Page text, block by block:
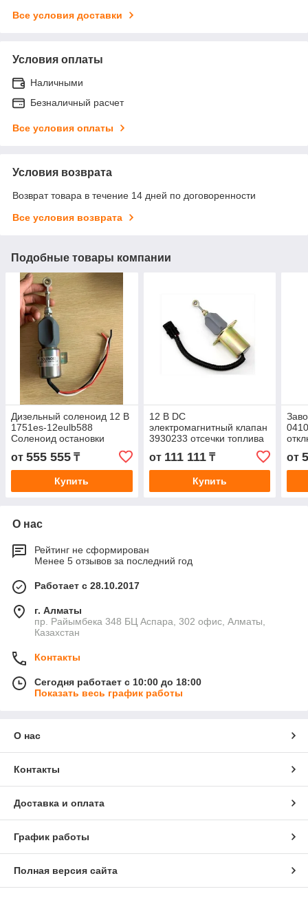
Все условия доставки
Условия оплаты
Наличными
Безналичный расчет
Все условия оплаты
Условия возврата
Возврат товара в течение 14 дней по договоренности
Все условия возврата
Подобные товары компании
Дизельный соленоид 12 В
1751es-12eulb588
Соленоид остановки
подачи топлива Sa4976
от 555 555 ₸
Купить
12 В DC
электромагнитный клапан
3930233 отсечки топлива
Стоп электромагнитный
для дизельных двигателей
от 111 111₸
Купить
от
О нас
Рейтинг не сформирован
Менее 5 отзывов за последний год
Работает с 28.10.2017
г. Алматы
пр. Райымбека 348 БЦ Аспара, 302 офис, Алматы,
Казахстан
Контакты
Сегодня работает с 10:00 до 18:00
Показать весь график работы
О нас
Контакты
Доставка и оплата
График работы
Полная версия сайта